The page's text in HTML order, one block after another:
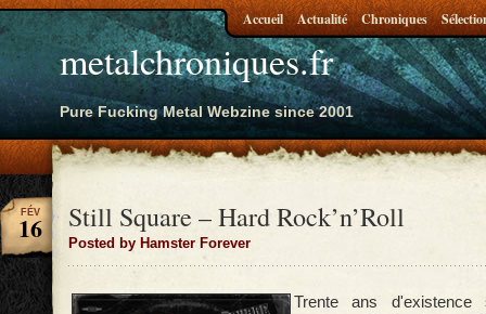
metalchroniques.fr
Pure Fucking Metal Webzine since 2001
Accueil Actualité Chroniques
Still Square – Hard Rock’n’Roll
Posted by Hamster Forever
FÉV
16
Trente ans